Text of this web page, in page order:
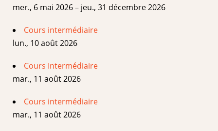
mer., 6 mai 2026 – jeu., 31 décembre 2026
Cours intermédiaire
lun., 10 août 2026
Cours Intermédiaire
mar., 11 août 2026
Cours intermédiaire
mar., 11 août 2026